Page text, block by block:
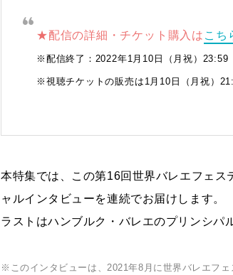
★配信の詳細・チケット購入は こち
※配信終了：2022年1月10日（月祝）23:59
※視聴チケットの販売は1月10日（月祝）
本特集では、この第16回世界バレエフェ
ャルインタビューを連続でお届けします。
ラストはハンブルク・バレエのプリンシパ
※このインタビューは、2021年8月に世界バレエフ